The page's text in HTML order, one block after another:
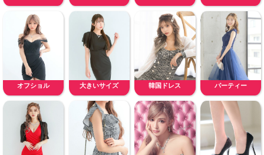
オフショル 大きいサイズ 韓国ドレス パーティー